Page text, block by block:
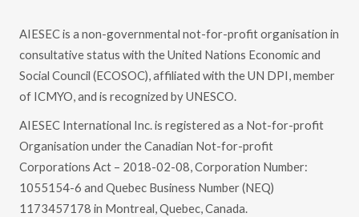
AIESEC is a non-governmental not-for-profit organisation in
consultative status with the United Nations Economic and
Social Council (ECOSOC), affiliated with the UN DPI, member
of ICMYO, and is recognized by UNESCO.
AIESEC International Inc. is registered as a Not-for-profit
Organisation under the Canadian Not-for-profit
Corporations Act – 2018-02-08, Corporation Number:
1055154-6 and Quebec Business Number (NEQ)
1173457178 in Montreal, Quebec, Canada.